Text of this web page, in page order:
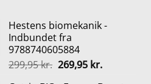
Hestens biomekanik -
Indbundet fra
9788740605884
299,95kr. Den
269,95 kr.Den